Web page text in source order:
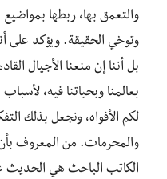
والتعمق بها، ربطها
وتوخي الحقيقة. ويؤكد على
بل أننا إن منعنا الأجيال
بعالمنا وبحياتنا فيه،
لكم الأفواه، ونجعل بذلك
والمحرمات. من المعروف
الكاتب الباحث هي